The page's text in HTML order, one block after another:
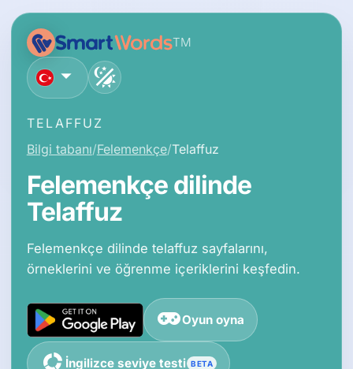
TM
Türkçe
TELAFFUZ
Bilgi tabanı Felemenkçe Telaffuz
Felemenkçe dilinde
Telaffuz
Felemenkçe dilinde telaffuz sayfalarını,
örneklerini ve öğrenme içeriklerini keşfedin.
Oyun oyna
İngilizce seviye testi BETA